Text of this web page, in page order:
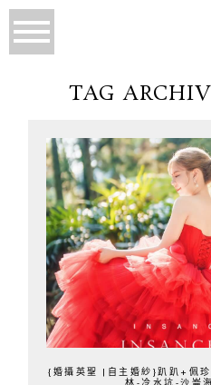
TAG
{婚攝英聖 |自主婚紗}趴趴+佩
林-冷水坑-沙崙